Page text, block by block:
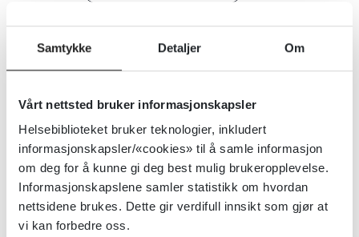
Samtykke Detaljer Om
Vårt nettsted bruker informasjonskapsler
Helsebiblioteket bruker teknologier, inkludert
informasjonskapsler/«cookies» til å samle informasjon
om deg for å kunne gi deg best mulig brukeropplevelse.
Informasjonskapslene samler statistikk om hvordan
nettsidene brukes. Dette gir verdifull innsikt som gjør at
vi kan forbedre oss.
Detaljer
helse på innvandrerspråk
The Royal College of Psychiatrists
Detaljer